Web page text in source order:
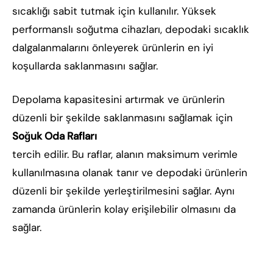
sıcaklığı sabit tutmak için kullanılır. Yüksek
performanslı soğutma cihazları, depodaki sıcaklık
dalgalanmalarını önleyerek ürünlerin en iyi
koşullarda saklanmasını sağlar.
Depolama kapasitesini artırmak ve ürünlerin
düzenli bir şekilde saklanmasını sağlamak için
Soğuk Oda Rafları
tercih edilir. Bu raflar, alanın maksimum verimle
kullanılmasına olanak tanır ve depodaki ürünlerin
düzenli bir şekilde yerleştirilmesini sağlar. Aynı
zamanda ürünlerin kolay erişilebilir olmasını da
sağlar.